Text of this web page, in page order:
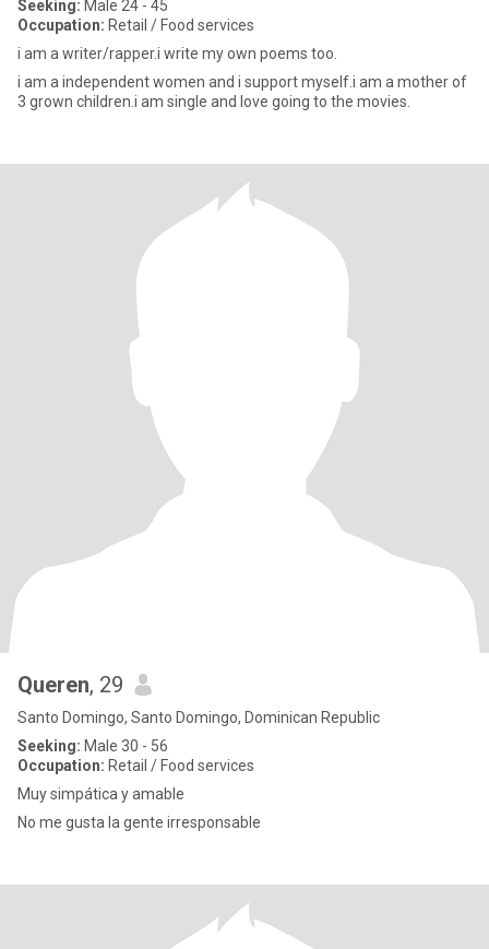
Seeking: Male 24 - 45
Occupation: Retail / Food services
i am a writer/rapper.i write my own poems too.
i am a independent women and i support myself.i am a mother of
3 grown children.i am single and love going to the movies.
Queren, 29
Santo Domingo, Santo Domingo, Dominican Republic
Seeking: Male 30 - 56
Occupation: Retail / Food services
Muy simpática y amable
No me gusta la gente irresponsable